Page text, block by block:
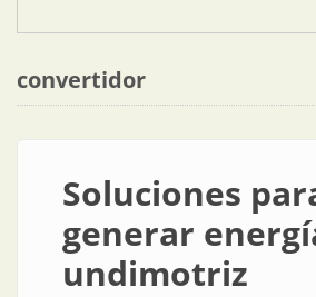
convertidor
Soluciones
generar
undimotriz